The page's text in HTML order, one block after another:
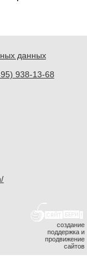
данных
938-13-68
создание
поддержка и
продвижение
сайтов